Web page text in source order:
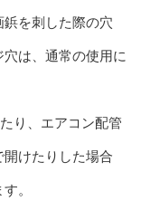
を刺した際の穴
は、通常の使用に
り、エアコン配管
けたりした場合
。